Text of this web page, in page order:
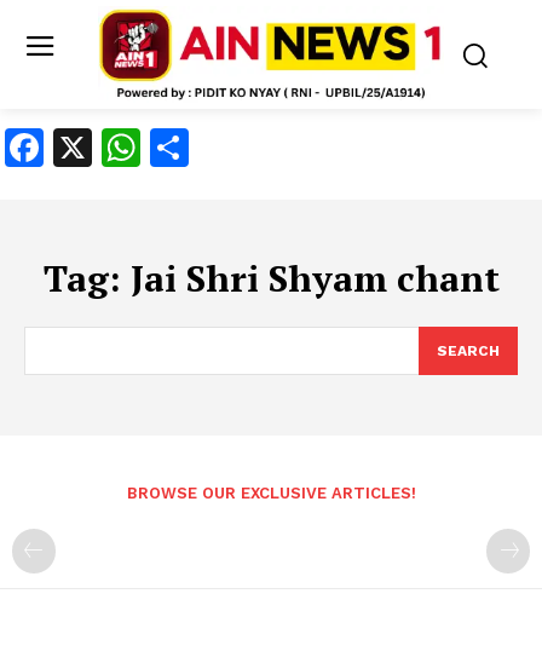
Facebook
X WhatsApp
Tag: Jai Shri Shyam chant
SEARCH
BROWSE OUR EXCLUSIVE ARTICLES!